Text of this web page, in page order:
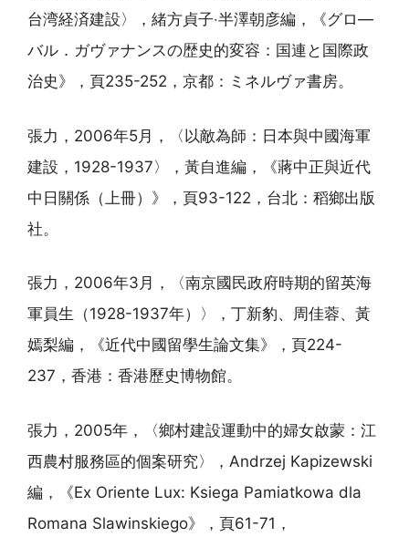
台湾経済建設〉，緒方貞子‧半澤朝彦編，《グロ—
バル．ガヴァナンスの歴史的変容：国連と国際政
治史》，頁235-252，京都：ミネルヴァ書房。
張力，2006年5月，〈以敵為師：日本與中國海軍
建設，1928-1937〉，黃自進編，《蔣中正與近代
中日關係（上冊）》，頁93-122，台北：稻鄉出版
社。
張力，2006年3月，〈南京國民政府時期的留英海
軍員生（1928-1937年）〉，丁新豹、周佳蓉、黃
嫣梨編，《近代中國留學生論文集》，頁224-
237，香港：香港歷史博物館。
張力，2005年，〈鄉村建設運動中的婦女啟蒙：江
西農村服務區的個案研究〉，Andrzej Kapizewski
編，《Ex Oriente Lux: Ksiega Pamiatkowa dla
Romana Slawinskiego》，頁61-71，